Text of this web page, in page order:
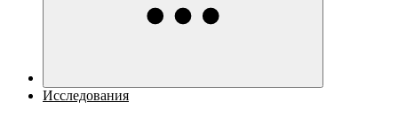
Исследования